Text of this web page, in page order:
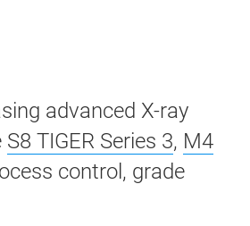
advanced X-ray
S8 TIGER Series 3, M4
control, grade